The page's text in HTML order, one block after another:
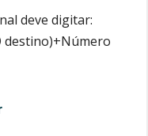
deve digitar:
destino)+Número